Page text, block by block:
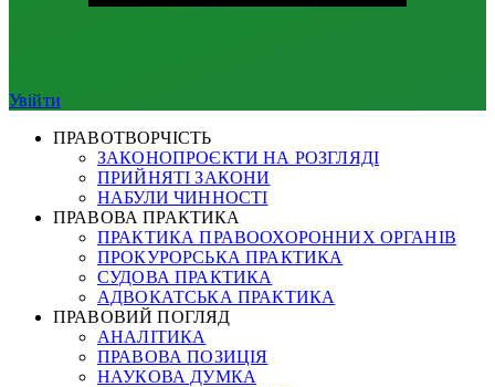
Увійти
ПРАВОТВОРЧІСТЬ
ЗАКОНОПРОЄКТИ НА РОЗГЛЯДІ
ПРИЙНЯТІ ЗАКОНИ
НАБУЛИ ЧИННОСТІ
ПРАВОВА ПРАКТИКА
ПРАКТИКА ПРАВООХОРОННИХ ОРГАНІВ
ПРОКУРОРСЬКА ПРАКТИКА
СУДОВА ПРАКТИКА
АДВОКАТСЬКА ПРАКТИКА
ПРАВОВИЙ ПОГЛЯД
АНАЛІТИКА
ПРАВОВА ПОЗИЦІЯ
НАУКОВА ДУМКА